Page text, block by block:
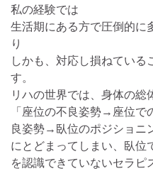
私の経験では
生活期にある方で圧倒的に
り
しかも、対応し損ねている
す。
リハの世界では、身体の総
「座位の不良姿勢→座位で
良姿勢→臥位のポジショニ
にとどまってしまい、臥位
を認識できていないセラピ